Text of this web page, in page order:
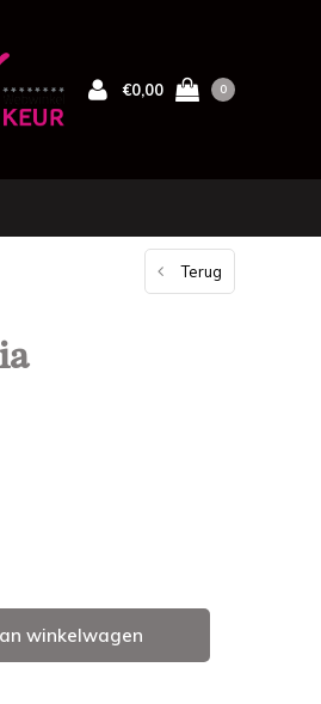
€0,00 0
Terug
winkelwagen